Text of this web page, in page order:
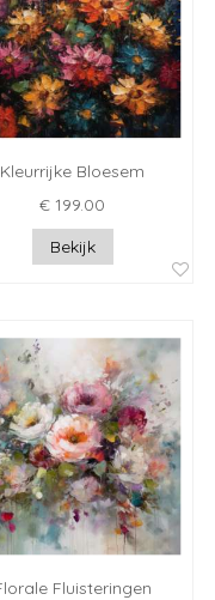
Kleurrijke Bloesem
€ 199.00
Bekijk
Fluisteringen